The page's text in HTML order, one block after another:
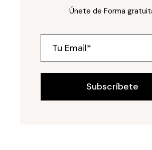
Únete de Forma
Subscríbete